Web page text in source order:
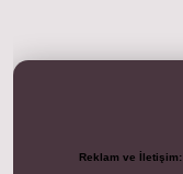
Reklam ve İletişim: